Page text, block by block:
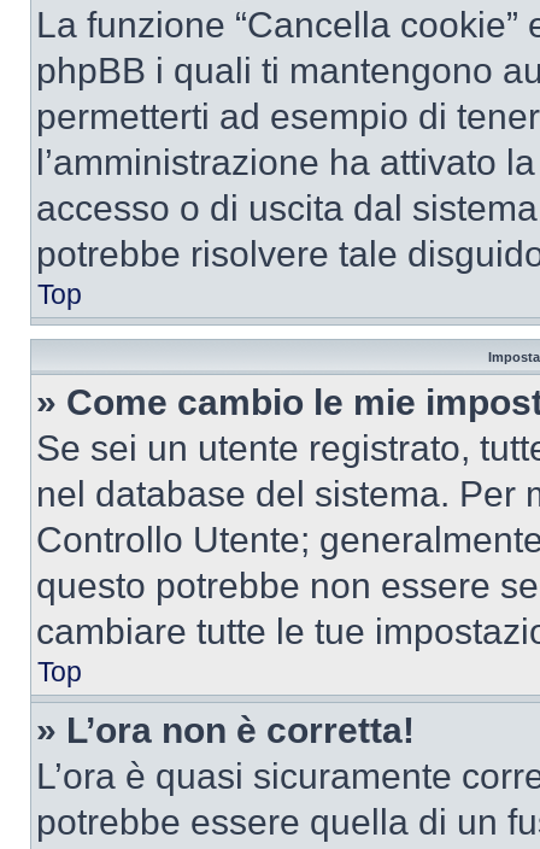
La funzione “Cancella
phpBB i quali ti mantengono
permetterti ad esempio di
l’amministrazione ha attivato
accesso o di uscita dal
potrebbe risolvere tale
Top
» Come cambio le mie
Se sei un utente registrato,
nel database del sistema. Per
Controllo Utente;
questo potrebbe non essere
cambiare tutte le tue
Top
» L’ora non è corretta!
L’ora è quasi sicuramente
potrebbe essere quella di un